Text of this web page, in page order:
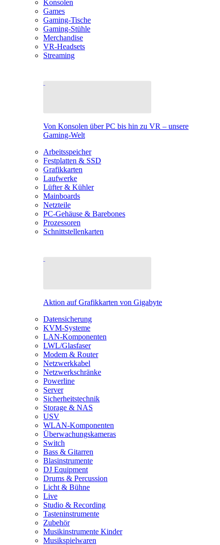
Konsolen
Games
Gaming-Tische
Gaming-Stühle
Merchandise
VR-Headsets
Streaming
Von Konsolen über PC bis hin zu VR – unsere
Gaming-Welt
Arbeitsspeicher
Festplatten & SSD
Grafikkarten
Laufwerke
Lüfter & Kühler
Mainboards
Netzteile
PC-Gehäuse & Barebones
Prozessoren
Schnittstellenkarten
Aktion auf Grafikkarten von Gigabyte
Datensicherung
KVM-Systeme
LAN-Komponenten
LWL/Glasfaser
Modem & Router
Netzwerkkabel
Netzwerkschränke
Powerline
Server
Sicherheitstechnik
Storage & NAS
USV
WLAN-Komponenten
Überwachungskameras
Switch
Bass & Gitarren
Blasinstrumente
DJ Equipment
Drums & Percussion
Licht & Bühne
Live
Studio & Recording
Tasteninstrumente
Zubehör
Musikinstrumente Kinder
Musikspielwaren